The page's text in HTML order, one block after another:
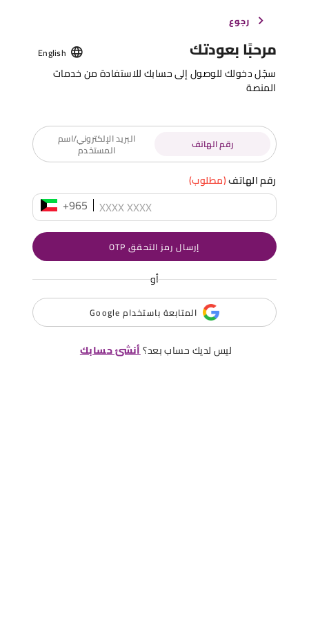
رجوع
مرحبًا بعودتك English
سجّل دخولك للوصول إلى حسابك للاستفادة من خدمات
المنصة
رقم الهاتف البريد الإلكتروني/اسم
المستخدم
رقم الهاتف(مطلوب)
+965
إرسال رمز التحقق OTP
أو
المتابعة باستخدام Google
ليس لديك حساب بعد؟أنشئ حسابك